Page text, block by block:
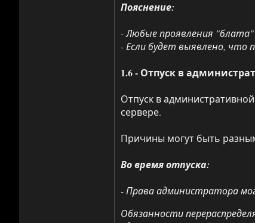
Пояснение:
- Любые проявления
- Если будет выявлено, что
1.6 - Отпуск в
Отпуск в
сервере.
Причины могут быть
Во время отпуска:
- Права администратора
Обязанности